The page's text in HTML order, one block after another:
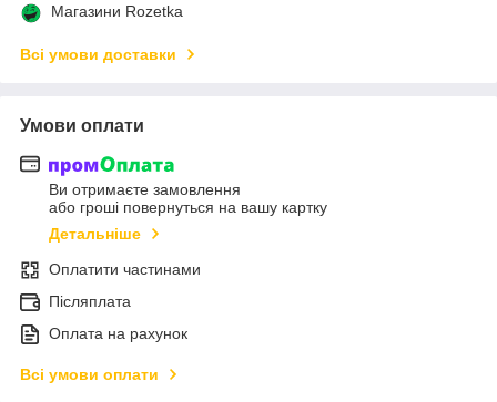
Магазини Rozetka
Всі умови доставки
Умови оплати
Ви отримаєте замовлення
або гроші повернуться на вашу картку
Детальніше
Оплатити частинами
Післяплата
Оплата на рахунок
Всі умови оплати